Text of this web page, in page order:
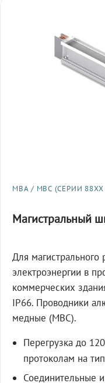
МВА / МВС (СЕРИИ 88XX
Магистральный
Для магистрального
электроэнергии в
коммерческих
IP66. Проводники
медные (МВС).
Перегрузка до
протоколам на тип
Соединительные